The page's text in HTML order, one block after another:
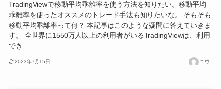
TradingViewで移動平均乖離率を使う方法を知りたい。移動平均
乖離率を使ったオススメのトレード手法も知りたいな。 そもそも
移動平均乖離率って何？ 本記事はこのような疑問に答えていきま
す。 全世界に1550万人以上の利用者がいるTradingViewは、利用
でき...
2023年7月15日 ユウ